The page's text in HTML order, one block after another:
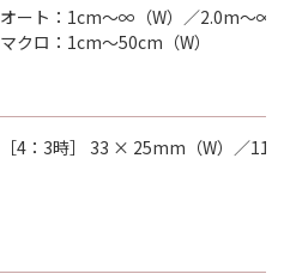
オート：1cm～∞（W）／2.0m～∞
マクロ：1cm～50cm（W）
［4：3時］ 33 × 25mm（W）／